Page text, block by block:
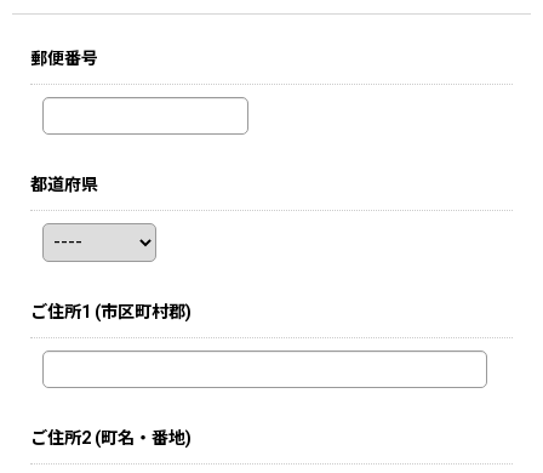
郵便番号
都道府県
ご住所1 (市区町村郡)
ご住所2 (町名・番地)